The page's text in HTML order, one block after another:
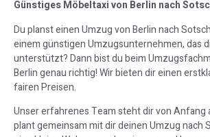
Günstiges Möbeltaxi von Berlin nach
Du planst einen Umzug von Berlin nach
einem günstigen Umzugsunternehmen, das
unterstützt? Dann bist du beim
Berlin genau richtig! Wir bieten dir einen
fairen Preisen.
Unser erfahrenes Team steht dir von Anfang
plant gemeinsam mit dir deinen Umzug nach